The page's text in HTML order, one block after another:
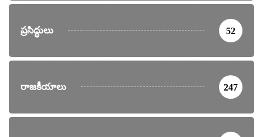
ప్రసిద్ధులు 52
రాజకీయాలు 247